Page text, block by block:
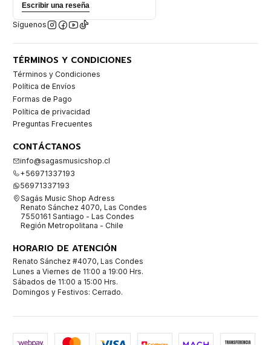
Escribir una reseña
Síguenos
TÉRMINOS Y CONDICIONES
Términos y Condiciones
Política de Envíos
Formas de Pago
Política de privacidad
Preguntas Frecuentes
CONTÁCTANOS
info@sagasmusicshop.cl
+56971337193
56971337193
Sagás Music Shop Adress
Renato Sánchez 4070, Las Condes
7550161 Santiago - Las Condes
Región Metropolitana - Chile
HORARIO DE ATENCIÓN
Renato Sánchez #4070, Las Condes
Lunes a Viernes de 11:00 a 19:00 Hrs.
Sábados de 11:00 a 15:00 Hrs.
Domingos y Festivos: Cerrado.